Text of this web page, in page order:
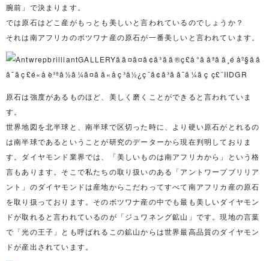
腕前」で決まります。
では原石はどこ産がもっとも美しいと言われているのでしょうか？
それは南アフリカのボツワナ産の原石が一番美しいと言われています。
原石は強度があるものほど、美しく磨くことができると言われていま
す。
世界地図を北半球と、南半球で区切った時に、より硬い原石がとれるの
は南半球であるということが研究のデーターから現在判明しておりま
す。ダイヤモンド業界では、「美しいものは南アフリカから」という格
言もあります。そこで私たちの取り扱いのある「アントワープブリリア
ント」のダイヤモンドは産地からこだわってすべて南アフリカ産の原石
を取り扱っております。そのボツワナ産の中でも最も美しいダイヤモン
ドが取れると言われているのが「ジュワネング鉱山」です。現地の言葉
で「光の王子」とも呼ばれるこの鉱山からは世界最高品質のダイヤモン
ドが産出されています。